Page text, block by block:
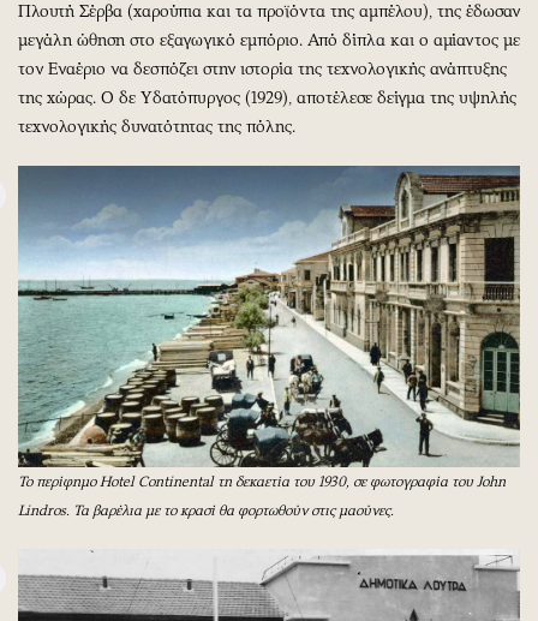
Πλουτή Σέρβα (χαρούπια και τα προϊόντα της αμπέλου), της έδωσαν
μεγάλη ώθηση στο εξαγωγικό εμπόριο. Από δίπλα και ο αμίαντος με
τον Εναέριο να δεσπόζει στην ιστορία της τεχνολογικής ανάπτυξης
της χώρας. Ο δε Υδατόπυργος (1929), αποτέλεσε δείγμα της υψηλής
τεχνολογικής δυνατότητας της πόλης.
To περίφημο Hotel Continental τη δεκαετία του 1930, σε φωτογραφία του John
Lindros. Τα βαρέλια με το κρασί θα φορτωθούν στις μαούνες.